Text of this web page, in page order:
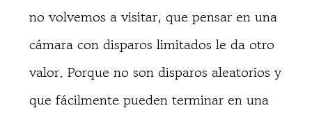
no volvemos a visitar, que pensar en una
cámara con disparos limitados le da otro
valor. Porque no son disparos aleatorios y
que fácilmente pueden terminar en una